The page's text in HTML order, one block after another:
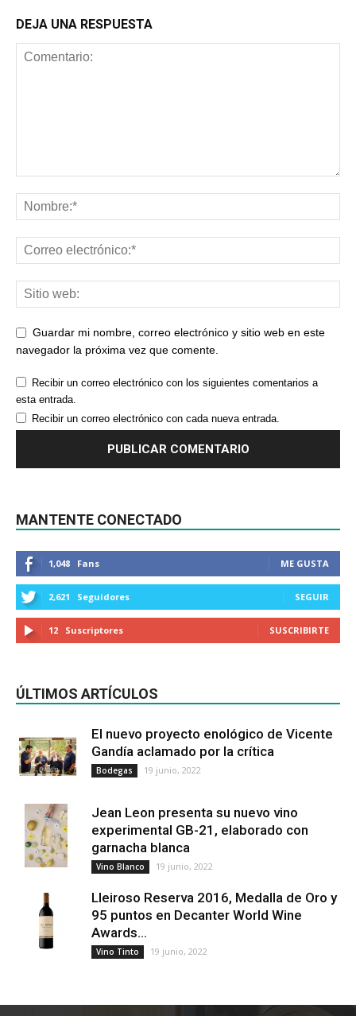
DEJA UNA RESPUESTA
Guardar mi nombre, correo electrónico y sitio web en este
navegador la próxima vez que comente.
Recibir un correo electrónico con los siguientes comentarios a
esta entrada.
Recibir un correo electrónico con cada nueva entrada.
MANTENTE CONECTADO
1,048 Fans ME GUSTA
2,621 Seguidores SEGUIR
12 Suscriptores SUSCRIBIRTE
ÚLTIMOS ARTÍCULOS
El nuevo proyecto enológico de Vicente
Gandía aclamado por la crítica
Bodegas 19 junio, 2022
Jean Leon presenta su nuevo vino
experimental GB-21, elaborado con
garnacha blanca
Vino Blanco 19 junio, 2022
Lleiroso Reserva 2016, Medalla de Oro y
95 puntos en Decanter World Wine
Awards...
Vino Tinto 19 junio, 2022